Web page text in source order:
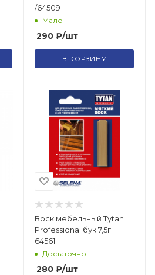
/64509
Мало
290₽/шт
В КОРЗИНУ
Воск мебельный Tytan
Professional бук 7,5г.
64561
Достаточно
280₽/шт